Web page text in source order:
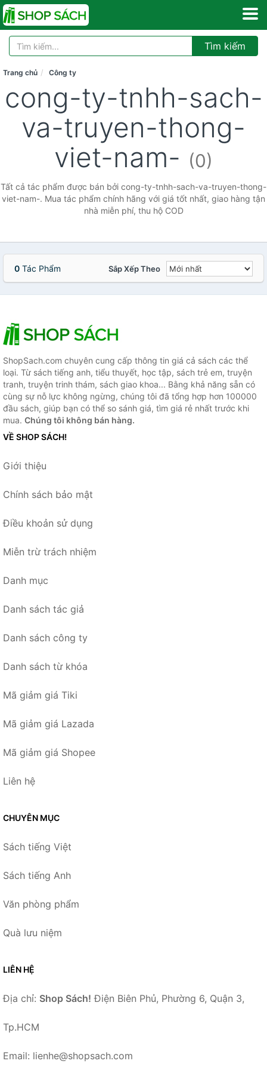
Tìm kiếm
Trang chủ Công ty
cong-ty-tnhh-sach-
va-truyen-thong-
viet-nam- (0)
Tất cả tác phẩm được bán bởi cong-ty-tnhh-sach-va-truyen-thong-
viet-nam-. Mua tác phẩm chính hãng với giá tốt nhất, giao hàng tận
nhà miễn phí, thu hộ COD
0 Tác Phẩm Sắp Xếp Theo
ShopSach.com chuyên cung cấp thông tin giá cả sách các thể
loại. Từ sách tiếng anh, tiểu thuyết, học tập, sách trẻ em, truyện
tranh, truyện trinh thám, sách giao khoa... Bằng khả năng sẵn có
cùng sự nỗ lực không ngừng, chúng tôi đã tổng hợp hơn 100000
đầu sách, giúp bạn có thể so sánh giá, tìm giá rẻ nhất trước khi
mua. Chúng tôi không bán hàng.
VỀ SHOP SÁCH!
Giới thiệu
Chính sách bảo mật
Điều khoản sử dụng
Miễn trừ trách nhiệm
Danh mục
Danh sách tác giả
Danh sách công ty
Danh sách từ khóa
Mã giảm giá Tiki
Mã giảm giá Lazada
Mã giảm giá Shopee
Liên hệ
CHUYÊN MỤC
Sách tiếng Việt
Sách tiếng Anh
Văn phòng phẩm
Quà lưu niệm
LIÊN HỆ
Địa chỉ: Shop Sách! Điện Biên Phủ, Phường 6, Quận 3,
Tp.HCM
Email: lienhe@shopsach.com